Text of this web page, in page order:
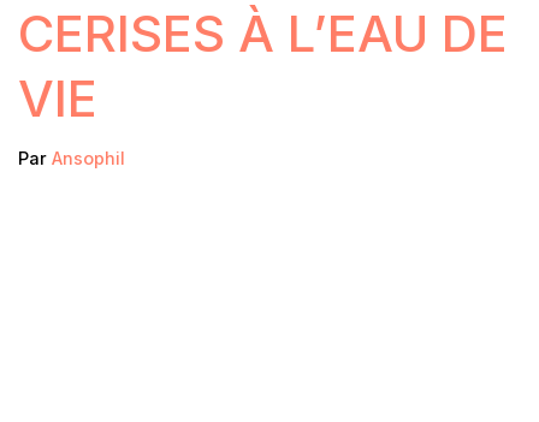
CERISES À L’EAU DE
VIE
Par Ansophil